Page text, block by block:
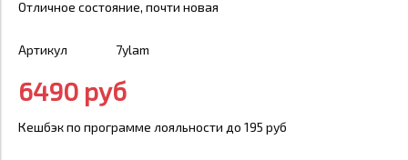
Отличное состояние, почти новая
Артикул 7ylam
6490 руб
Кешбэк по программе лояльности до 195 руб